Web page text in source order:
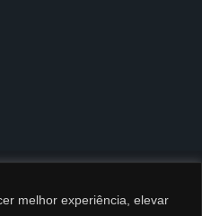
melhor experiência, elevar